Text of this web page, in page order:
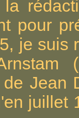
la
pour
je suis
de
juillet